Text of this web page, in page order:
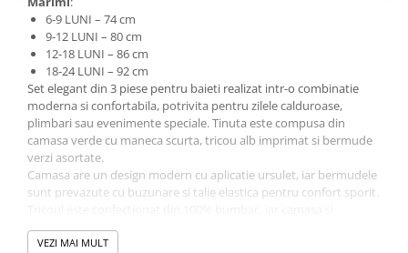
6-9 LUNI – 74 cm
9-12 LUNI – 80 cm
12-18 LUNI – 86 cm
18-24 LUNI – 92 cm
Set elegant din 3 piese pentru baieti realizat intr-o combinatie
moderna si confortabila, potrivita pentru zilele calduroase,
plimbari sau evenimente speciale. Tinuta este compusa din
camasa verde cu maneca scurta, tricou alb imprimat si bermude
verzi asortate.
Camasa are un design modern cu aplicatie ursulet, iar bermudele
sunt prevazute cu buzunare si talie elastica pentru confort sporit.
bermudele din material placut la atingere cu 97% bumbac si 3%
fibre elastice pentru mai multa flexibilitate.
VEZI MAI MULT